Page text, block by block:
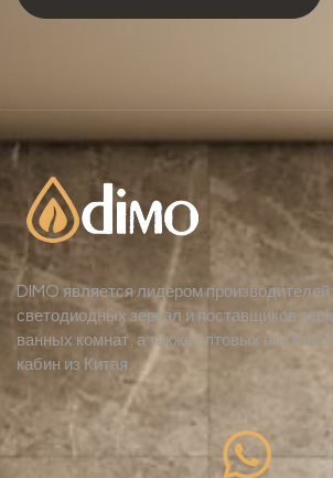
DIMO является лидером производителей
светодиодных зеркал и поставщиков
ванных комнат, а также оптовых
кабин из Китая.